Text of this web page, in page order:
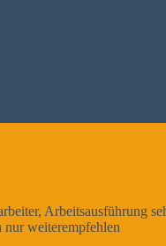
sehr gut und sehr